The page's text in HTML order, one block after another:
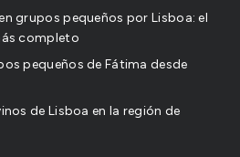
grupos pequeños por Lisboa: el
completo
pequeños de Fátima desde
de Lisboa en la región de